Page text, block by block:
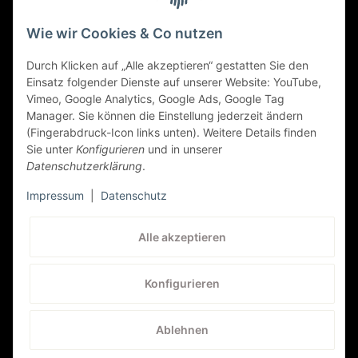
147/GT
147/GT (937 (ALFA ROMEO)), 11/2007 bis 12/2010
1.9 8V JTD, PS: 116 | KW: 85
Alfa Romeo
147/GT
1.9 JTD 16V, PS: 150 | KW: 110
Sicher Einkaufen
Wie wir Cookies & Co nutzen
Durch Klicken auf „Alle akzeptieren“ gestatten Sie den
Einsatz folgender Dienste auf unserer Website: YouTube,
Vimeo, Google Analytics, Google Ads, Google Tag
Manager. Sie können die Einstellung jederzeit ändern
(Fingerabdruck-Icon links unten). Weitere Details finden
Sie unter Konfigurieren und in unserer
Datenschutzerklärung.
Impressum Datenschutz
Alle akzeptieren
Konfigurieren
Ablehnen